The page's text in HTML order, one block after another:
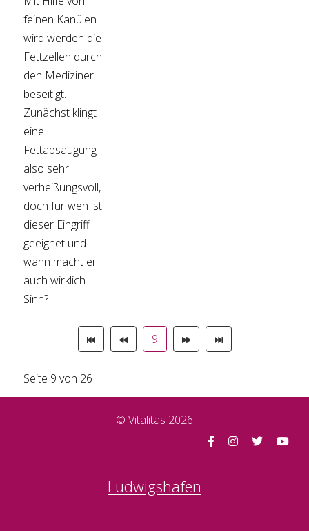
feinen Kanülen
wird werden die
Fettzellen durch
den Mediziner
beseitigt.
Zunächst klingt
eine
Fettabsaugung
also sehr
verheißungsvoll,
doch für wen ist
dieser Eingriff
geeignet und
wann macht er
auch wirklich
Sinn?
9
Seite 9 von 26
© Vitalitas 2026
Ludwigshafen